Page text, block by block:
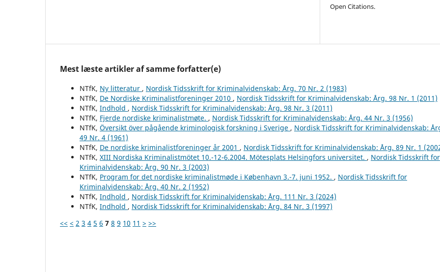
Open Citations.
Mest læste artikler af samme forfatter(e)
NTfK, Ny litteratur , Nordisk Tidsskrift for Kriminalvidenskab: Årg. 70 Nr. 2 (1983)
NTfK, De Nordiske Kriminalistforeninger 2010 , Nordisk Tidsskrift for Kriminalvidenskab: Årg. 98 Nr. 1 (2011)
NTfK, Indhold , Nordisk Tidsskrift for Kriminalvidenskab: Årg. 98 Nr. 3 (2011)
NTfK, Fjerde nordiske kriminalistmøte. , Nordisk Tidsskrift for Kriminalvidenskab: Årg. 44 Nr. 3 (1956)
NTfK, Översikt över pågående kriminologisk forskning i Sverige , Nordisk Tidsskrift for Kriminalvidenskab:
49 Nr. 4 (1961)
NTfK, De nordiske kriminalistforeninger år 2001 , Nordisk Tidsskrift for Kriminalvidenskab: Årg. 89 Nr. 1
NTfK, XIII Nordiska Kriminalistmötet 10.-12-6.2004. Mötesplats Helsingfors universitet. , Nordisk Tidsskrift for
Kriminalvidenskab: Årg. 90 Nr. 3 (2003)
NTfK, Program for det nordiske kriminalistmøde i København 3.-7. juni 1952. , Nordisk Tidsskrift for
Kriminalvidenskab: Årg. 40 Nr. 2 (1952)
NTfK, Indhold , Nordisk Tidsskrift for Kriminalvidenskab: Årg. 111 Nr. 3 (2024)
NTfK, Indhold , Nordisk Tidsskrift for Kriminalvidenskab: Årg. 84 Nr. 3 (1997)
<< < 2 3 4 5 6 7 8 9 10 11 > >>